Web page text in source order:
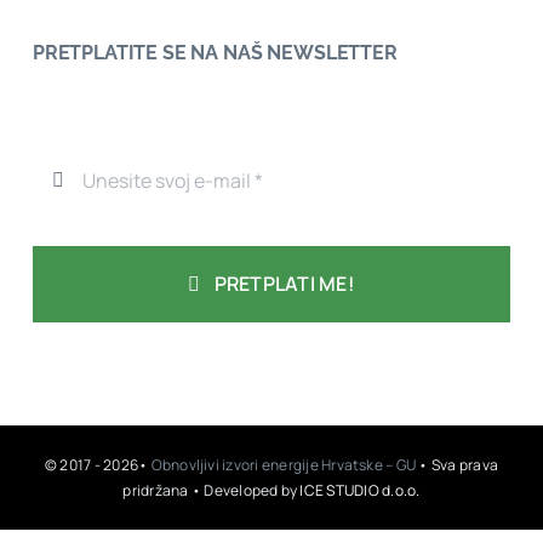
PRETPLATITE SE NA NAŠ NEWSLETTER
PRETPLATI ME!
© 2017 - 2026• Obnovljivi izvori energije Hrvatske – GU • Sva prava
pridržana • Developed byICE STUDIO d.o.o.